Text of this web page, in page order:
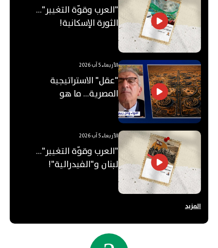
"العرب وقوّة التغيير"...
الثورة الإسكانية!
الأربعاء 5 آب 2026
"عقل" الاستراتيجية
المصرية... ما هو
الأربعاء 5 آب 2026
"العرب وقوّة التغيير"...
لبنان و"الفيدرالية"!
المزيد